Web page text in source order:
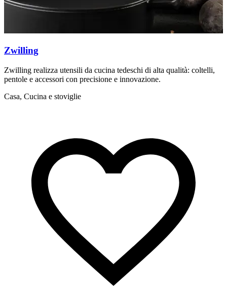
Zwilling
Zwilling realizza utensili da cucina tedeschi di alta qualità: coltelli,
pentole e accessori con precisione e innovazione.
Casa, Cucina e stoviglie